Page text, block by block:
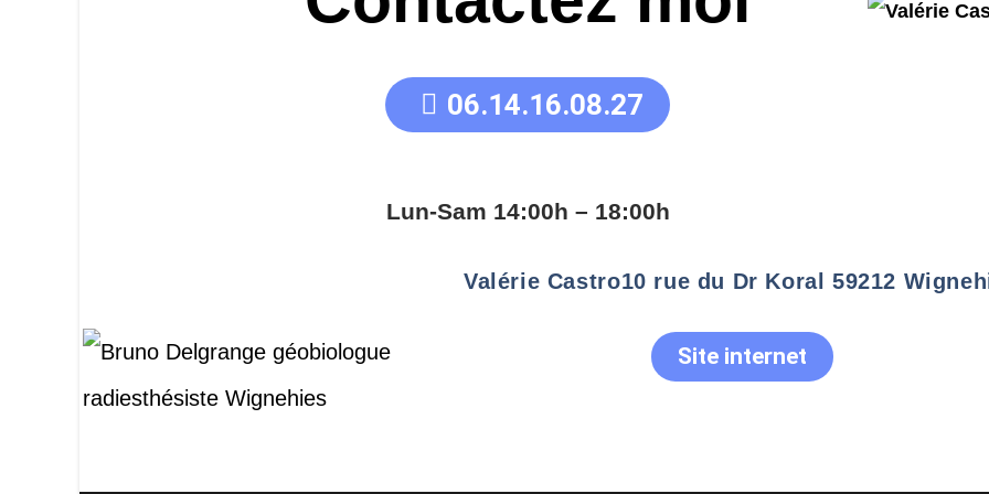
06.14.16.08.27
Lun-Sam 14:00h – 18:00h
Valérie Castro10 rue du Dr Koral 59212
Site internet